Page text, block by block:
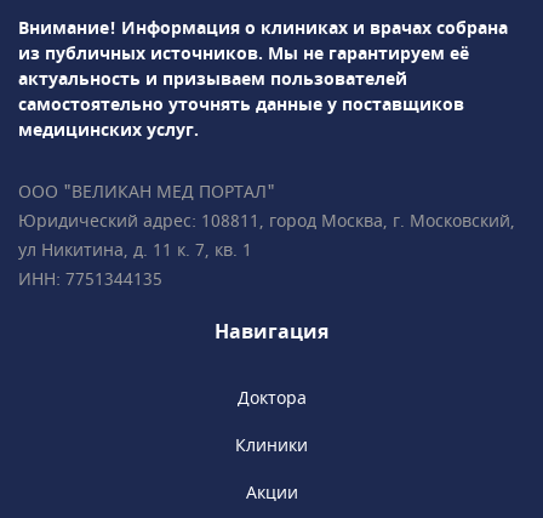
анализы), в том числе
многоплодной• Гинекология,
гинекологическая
эндокринология• Репродуктология• Лабораторная
диагностикаПодробно всё объясним,
пациентов • Все врачи имеют
международные сертификаты Fetal Medicine
Foundation (Фонд медицины плода) • Всего в
2 минутах ходьбы от метро «Чистые пруды»,
Внимание! Информация о клиниках и врачах собрана
из публичных источников. Мы не гарантируем её
актуальность и призываем пользователей
самостоятельно уточнять данные у поставщиков
медицинских услуг.
ООО "ВЕЛИКАН МЕД ПОРТАЛ"
Юридический адрес: 108811, город Москва, г. Московский,
ул Никитина, д. 11 к. 7, кв. 1
ИНН: 7751344135
Навигация
Доктора
Клиники
Акции